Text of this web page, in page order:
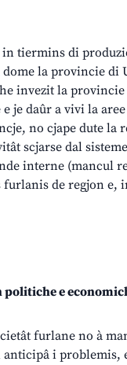
in tiermins di
la provincie di
invezit la
e je daûr a vivi la
no cjape dute la
scjarse dal
interne (mancul
de regjon e,
politiche e
furlane no à
i problemis,